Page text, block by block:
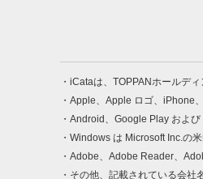
iCataは、TOPPANホールディ
Apple、Apple ロゴ、iPhone
Android、Google Play および
Windows は Microsoft Inc.の
Adobe、Adobe Reader、
その他、記載されている会社